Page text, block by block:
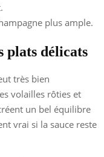
plus ample.
plats délicats
très bien
volailles rôties et
un bel équilibre
vrai si la sauce reste